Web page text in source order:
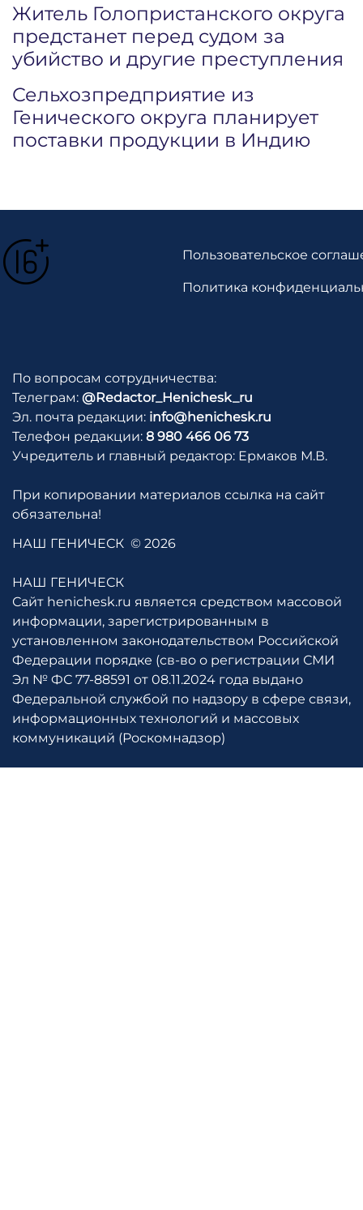
Житель Голопристанского округа
предстанет перед судом за
убийство и другие преступления
Сельхозпредприятие из
Генического округа планирует
поставки продукции в Индию
Пользовательское
Политика
По вопросам сотрудничества:
Телеграм: @Redactor_Henichesk_ru
Эл. почта редакции: info@henichesk.ru
Телефон редакции: 8 980 466 06 73
Учредитель и главный редактор: Ермаков М.В.
При копировании материалов ссылка на сайт
обязательна!
НАШ ГЕНИЧЕСК © 2026
НАШ ГЕНИЧЕСК
Сайт henichesk.ru является средством массовой
информации, зарегистрированным в
установленном законодательством Российской
Федерации порядке (св-во о регистрации СМИ
Эл № ФС 77-88591 от 08.11.2024 года выдано
Федеральной службой по надзору в сфере связи,
информационных технологий и массовых
коммуникаций (Роскомнадзор)